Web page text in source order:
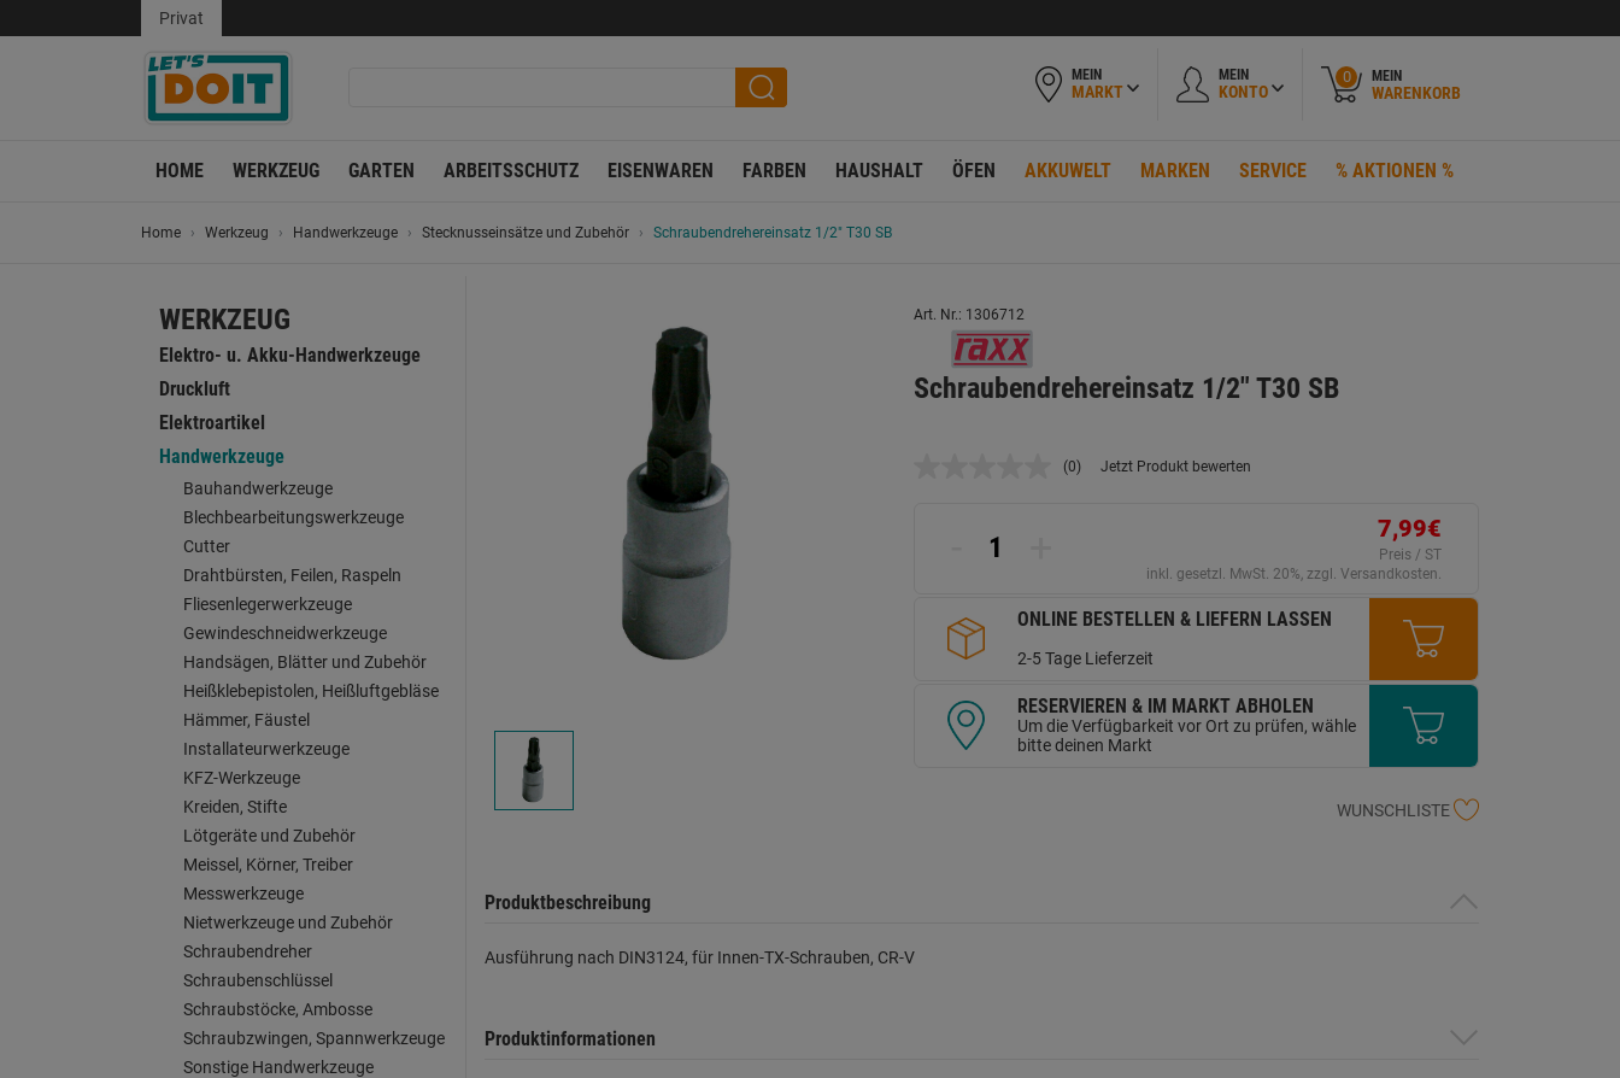
Privat
MEIN
MARKT
MEIN
KONTO
0 MEIN
WARENKORB
HOME WERKZEUG GARTEN ARBEITSSCHUTZ EISENWAREN FARBEN HAUSHALT ÖFEN AKKUWELT MARKEN SERVICE % AKTIONEN %
Home Werkzeug Handwerkzeuge Stecknusseinsätze und Zubehör Schraubendrehereinsatz 1/2" T30 SB
WERKZEUG
Elektro- u. Akku-Handwerkzeuge
Druckluft
Elektroartikel
Handwerkzeuge
Bauhandwerkzeuge
Blechbearbeitungswerkzeuge
Cutter
Drahtbürsten, Feilen, Raspeln
Fliesenlegerwerkzeuge
Gewindeschneidwerkzeuge
Handsägen, Blätter und Zubehör
Heißklebepistolen, Heißluftgebläse
Hämmer, Fäustel
Installateurwerkzeuge
KFZ-Werkzeuge
Kreiden, Stifte
Lötgeräte und Zubehör
Meissel, Körner, Treiber
Messwerkzeuge
Nietwerkzeuge und Zubehör
Schraubendreher
Schraubenschlüssel
Schraubstöcke, Ambosse
Schraubzwingen, Spannwerkzeuge
Sonstige Handwerkzeuge
Art. Nr.: 1306712
Schraubendrehereinsatz 1/2" T30 SB
Kein
(0) Jetzt Produkt bewerten
7,99€
Preis / ST
inkl. gesetzl. MwSt. 20%, zzgl. Versandkosten.
ONLINE BESTELLEN & LIEFERN LASSEN
2-5 Tage Lieferzeit
RESERVIEREN & IM MARKT ABHOLEN
Um die Verfügbarkeit vor Ort zu prüfen, wähle
bitte deinen Markt
WUNSCHLISTE
Produktbeschreibung
Ausführung nach DIN3124, für Innen-TX-Schrauben, CR-V
Produktinformationen